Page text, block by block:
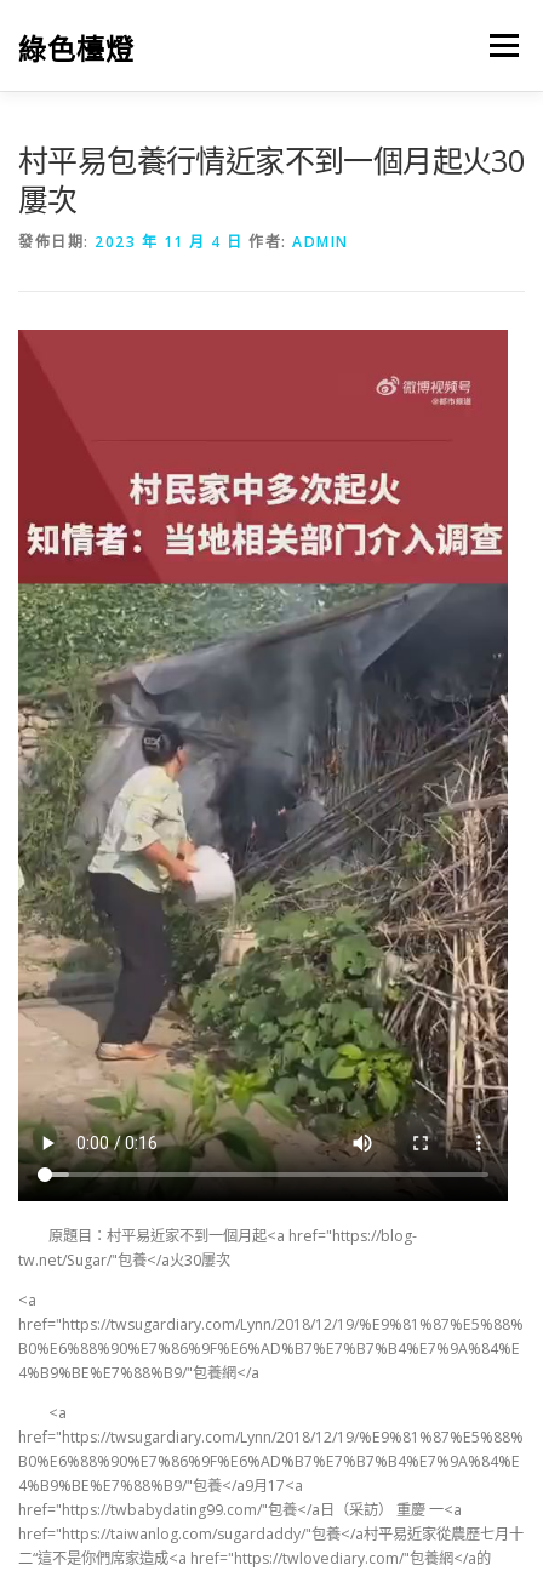
綠色檯燈 選單
村平易包養行情近家不到一個月起火30
屢次
發佈日期: 2023 年 11 月 4 日 作者: ADMIN
原題目：村平易近家不到一個月起<a href="https://blog-
tw.net/Sugar/"包養</a火30屢次
<a
href="https://twsugardiary.com/Lynn/2018/12/19/%E9%81%87%E5%88%
B0%E6%88%90%E7%86%9F%E6%AD%B7%E7%B7%B4%E7%9A%84%E
4%B9%BE%E7%88%B9/"包養網</a
<a
href="https://twsugardiary.com/Lynn/2018/12/19/%E9%81%87%E5%88%
B0%E6%88%90%E7%86%9F%E6%AD%B7%E7%B7%B4%E7%9A%84%E
4%B9%BE%E7%88%B9/"包養</a9月17<a
href="https://twbabydating99.com/"包養</a日（采訪） 重慶 一<a
href="https://taiwanlog.com/sugardaddy/"包養</a村平易近家從農歷七月十
二“這不是你們席家造成<a href="https://twlovediary.com/"包養網</a的